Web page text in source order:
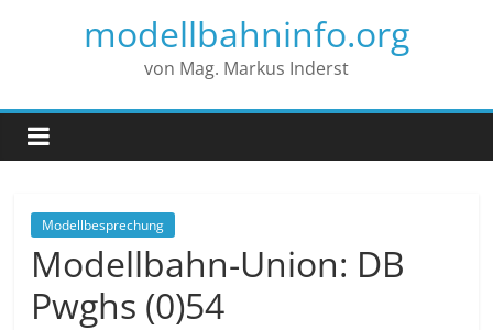
modellbahninfo.org
von Mag. Markus Inderst
Modellbesprechung
Modellbahn-Union: DB
Pwghs (0)54